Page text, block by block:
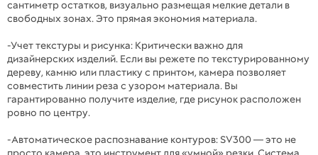
сантиметр остатков, визуально размещая мелкие детали в
свободных зонах. Это прямая экономия материала.
-Учет текстуры и рисунка: Критически важно для
дизайнерских изделий. Если вы режете по текстурированному
дереву, камню или пластику с принтом, камера позволяет
совместить линии реза с узором материала. Вы
гарантированно получите изделие, где рисунок расположен
ровно по центру.
-Автоматическое распознавание контуров: SV300 — это не